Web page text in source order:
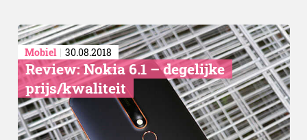
Mobiel 30.08.2018
Review: Nokia 6.1 – degelijke
prijs/kwaliteit